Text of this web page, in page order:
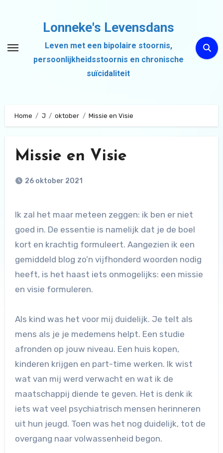
inhoud
Lonneke's Levensdans
Leven met een bipolaire stoornis,
persoonlijkheidsstoornis en chronische
suïcidaliteit
Home J oktober Missie en Visie
Missie en Visie
26 oktober 2021
Ik zal het maar meteen zeggen: ik ben er niet
goed in. De essentie is namelijk dat je de boel
kort en krachtig formuleert. Aangezien ik een
gemiddeld blog zo’n vijfhonderd woorden nodig
heeft, is het haast iets onmogelijks: een missie
en visie formuleren.
Als kind was het voor mij duidelijk. Je telt als
mens als je je medemens helpt. Een studie
afronden op jouw niveau. Een huis kopen,
kinderen krijgen en part-time werken. Ik wist
wat van mij werd verwacht en wat ik de
maatschappij diende te geven. Het is denk ik
iets wat veel psychiatrisch mensen herinneren
uit hun jeugd. Toen was het nog duidelijk, tot de
overgang naar volwassenheid begon.